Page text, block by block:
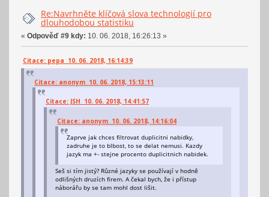
Re:Navrhněte klíčová slova technologií pro
dlouhodobou statistiku
« Odpověď #9 kdy: 10. 06. 2018, 16:26:13 »
Citace: pepa 10. 06. 2018, 16:14:39
Citace: anonym 10. 06. 2018, 15:13:11
Citace: JSH 10. 06. 2018, 14:41:57
Citace: anonym 10. 06. 2018, 14:16:04
Zaprve jak chces filtrovat duplicitni nabidky,
zadruhe je to blbost, to se delat nemusi. Kazdy
jazyk ma +- stejne procento duplicitnich nabidek.
Seš si tím jistý? Různé jazyky se používají v hodně
odlišných druzích firem. A čekal bych, že i přístup
náborářu by se tam mohl dost lišit.